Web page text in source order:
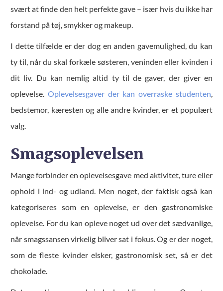
svært at finde den helt perfekte gave – især hvis du ikke har
forstand på tøj, smykker og makeup.
I dette tilfælde er der dog en anden gavemulighed, du kan
ty til, når du skal forkæle søsteren, veninden eller kvinden i
dit liv. Du kan nemlig altid ty til de gaver, der giver en
oplevelse. Oplevelsesgaver der kan overraske studenten,
bedstemor, kæresten og alle andre kvinder, er et populært
valg.
Smagsoplevelsen
Mange forbinder en oplevelsesgave med aktivitet, ture eller
ophold i ind- og udland. Men noget, der faktisk også kan
kategoriseres som en oplevelse, er den gastronomiske
oplevelse. For du kan opleve noget ud over det sædvanlige,
når smagssansen virkelig bliver sat i fokus. Og er der noget,
som de fleste kvinder elsker, gastronomisk set, så er det
chokolade.